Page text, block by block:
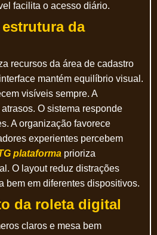
facilita o acesso diário.
estrutura da
recursos da área de cadastro
mantém equilíbrio visual.
visíveis sempre. A
O sistema responde
A organização favorece
experientes percebem
plataforma prioriza
O layout reduz distrações
bem em diferentes dispositivos.
da roleta digital
claros e mesa bem